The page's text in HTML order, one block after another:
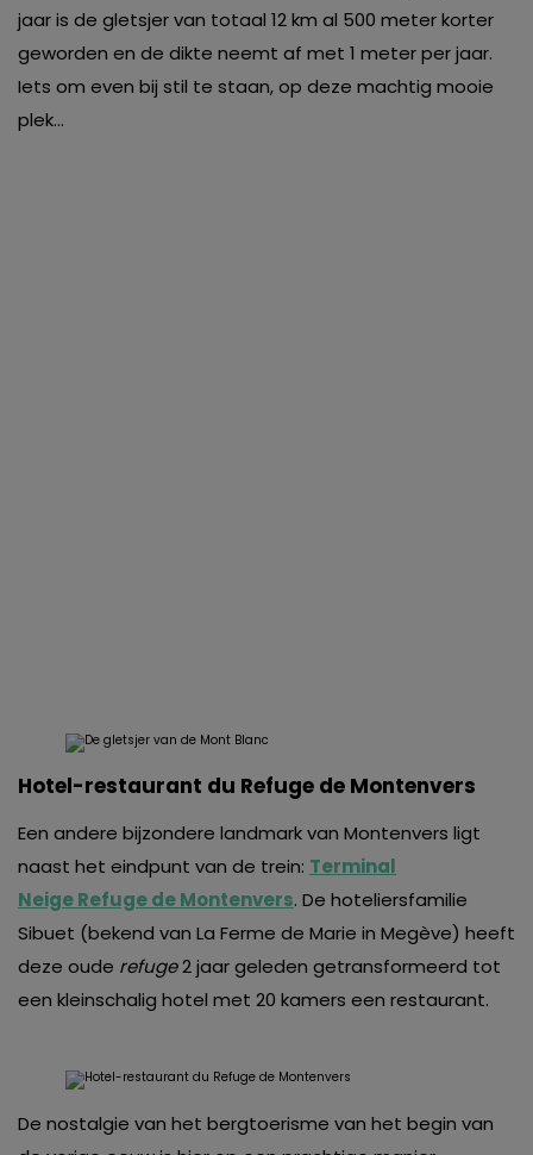
jaar is de gletsjer van totaal 12 km al 500 meter korter
geworden en de dikte neemt af met 1 meter per jaar.
Iets om even bij stil te staan, op deze machtig mooie
plek…
Hotel-restaurant du Refuge de Montenvers
Een andere bijzondere landmark van Montenvers ligt
naast het eindpunt van de trein: Terminal
Neige Refuge de Montenvers. De hoteliersfamilie
Sibuet (bekend van La Ferme de Marie in Megève) heeft
deze oude refuge2 jaar geleden getransformeerd tot
een kleinschalig hotel met 20 kamers een restaurant.
De nostalgie van het bergtoerisme van het begin van